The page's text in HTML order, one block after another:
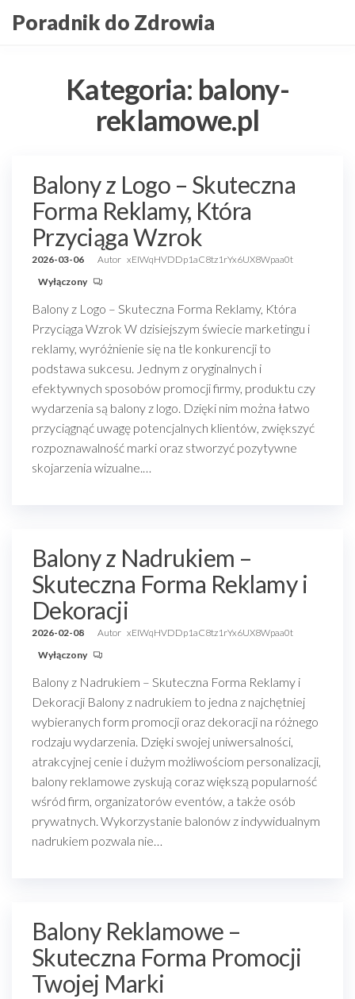
doPoradnik do Zdrowia
Kategoria: balony-
reklamowe.pl
Balony z Logo – Skuteczna
Forma Reklamy, Która
Przyciąga Wzrok
2026-03-06 Autor xEIWqHVDDp1aC8tz1rYx6UX8Wpaa0t
Wyłączony
Balony z Logo – Skuteczna Forma Reklamy, Która
Przyciąga Wzrok W dzisiejszym świecie marketingu i
reklamy, wyróżnienie się na tle konkurencji to
podstawa sukcesu. Jednym z oryginalnych i
efektywnych sposobów promocji firmy, produktu czy
wydarzenia są balony z logo. Dzięki nim można łatwo
przyciągnąć uwagę potencjalnych klientów, zwiększyć
rozpoznawalność marki oraz stworzyć pozytywne
skojarzenia wizualne.…
Balony z Nadrukiem –
Skuteczna Forma Reklamy i
Dekoracji
2026-02-08 Autor xEIWqHVDDp1aC8tz1rYx6UX8Wpaa0t
Wyłączony
Balony z Nadrukiem – Skuteczna Forma Reklamy i
Dekoracji Balony z nadrukiem to jedna z najchętniej
wybieranych form promocji oraz dekoracji na różnego
rodzaju wydarzenia. Dzięki swojej uniwersalności,
atrakcyjnej cenie i dużym możliwościom personalizacji,
balony reklamowe zyskują coraz większą popularność
wśród firm, organizatorów eventów, a także osób
prywatnych. Wykorzystanie balonów z indywidualnym
nadrukiem pozwala nie…
Balony Reklamowe –
Skuteczna Forma Promocji
Twojej Marki